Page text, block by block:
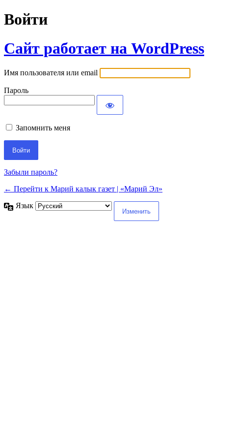
Войти
Сайт работает на WordPress
Имя пользователя или email
Пароль
Запомнить меня
Забыли пароль?
← Перейти к Марий калык газет | «Марий Эл»
Язык